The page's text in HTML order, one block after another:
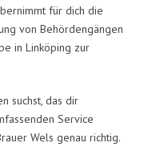
für dich die
von Behördengängen
in Linköping zur
suchst, das dir
Service
Wels genau richtig.